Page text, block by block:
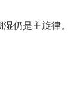
仍是主旋律。